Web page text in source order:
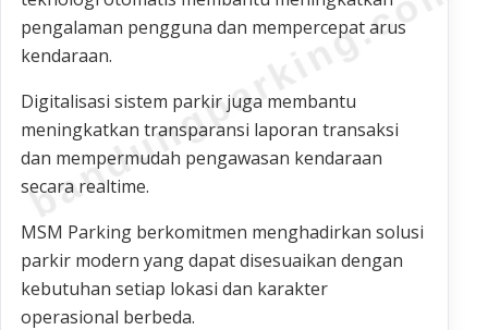
pengalaman pengguna dan mempercepat arus
kendaraan.
Digitalisasi sistem parkir juga membantu
meningkatkan transparansi laporan transaksi
dan mempermudah pengawasan kendaraan
secara realtime.
MSM Parking berkomitmen menghadirkan solusi
parkir modern yang dapat disesuaikan dengan
kebutuhan setiap lokasi dan karakter
operasional berbeda.
bandungparking.com